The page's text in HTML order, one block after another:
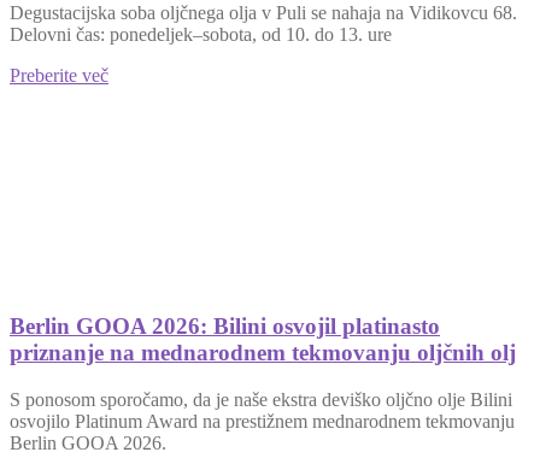
Degustacijska soba oljčnega olja v Puli se nahaja na Vidikovcu 68.
Delovni čas: ponedeljek–sobota, od 10. do 13. ure
Preberite več
Berlin GOOA 2026: Bilini osvojil platinasto
priznanje na mednarodnem tekmovanju oljčnih olj
S ponosom sporočamo, da je naše ekstra deviško oljčno olje Bilini
osvojilo Platinum Award na prestižnem mednarodnem tekmovanju
Berlin GOOA 2026.